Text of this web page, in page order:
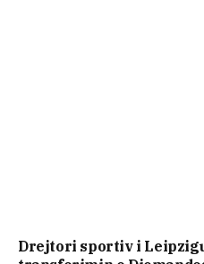
Drejtori sportiv i